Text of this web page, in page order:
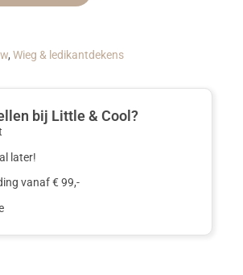
, Wieg & ledikantdekens
bij Little & Cool?
later!
vanaf € 99,-